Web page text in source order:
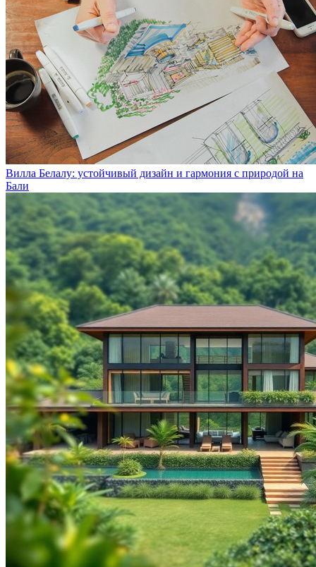
Вилла Белалу: устойчивый дизайн и гармония с природой на
Бали